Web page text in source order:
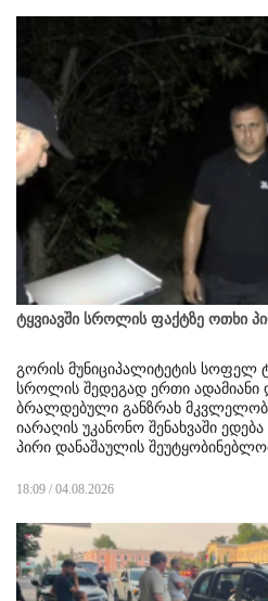
ტყვიავში სროლის ფაქტზე ოთხი
გორის მუნიციპალიტეტის სოფელ
სროლის შედეგად ერთი ადამიანი
ბრალდებული განზრახ
იარაღის უკანონო შენახვაში
პირი დანაშაულის
18:09 / 04.08.2026